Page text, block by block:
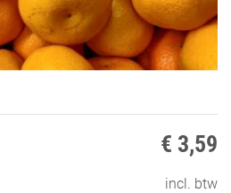
€ 3,59
incl. btw